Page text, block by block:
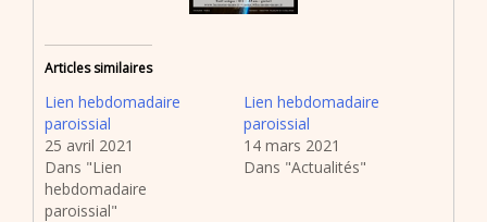
Articles similaires
Lien hebdomadaire
paroissial
25 avril 2021
Dans "Lien
hebdomadaire
paroissial"
Lien hebdomadaire
paroissial
14 mars 2021
Dans "Actualités"